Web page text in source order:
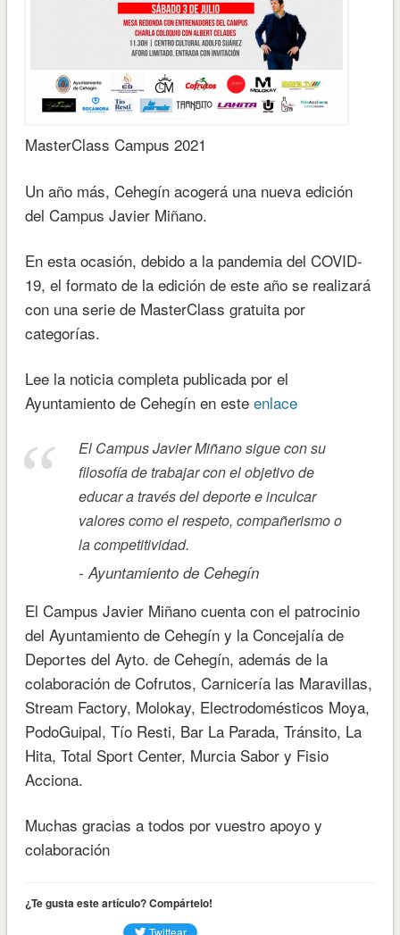
MasterClass Campus 2021
Un año más, Cehegín acogerá una nueva edición
del Campus Javier Miñano.
En esta ocasión, debido a la pandemia del COVID-
19, el formato de la edición de este año se realizará
con una serie de MasterClass gratuita por
categorías.
Lee la noticia completa publicada por el
Ayuntamiento de Cehegín en este enlace
El Campus Javier Miñano sigue con su
filosofía de trabajar con el objetivo de
educar a través del deporte e inculcar
valores como el respeto, compañerismo o
la competitividad.
Ayuntamiento de Cehegín
El Campus Javier Miñano cuenta con el patrocinio
del Ayuntamiento de Cehegín y la Concejalía de
Deportes del Ayto. de Cehegín, además de la
colaboración de Cofrutos, Carnicería las Maravillas,
Stream Factory, Molokay, Electrodomésticos Moya,
PodoGuipal, Tío Resti, Bar La Parada, Tránsito, La
Hita, Total Sport Center, Murcia Sabor y Fisio
Acciona.
Muchas gracias a todos por vuestro apoyo y
colaboración
¿Te gusta este artículo? Compártelo!